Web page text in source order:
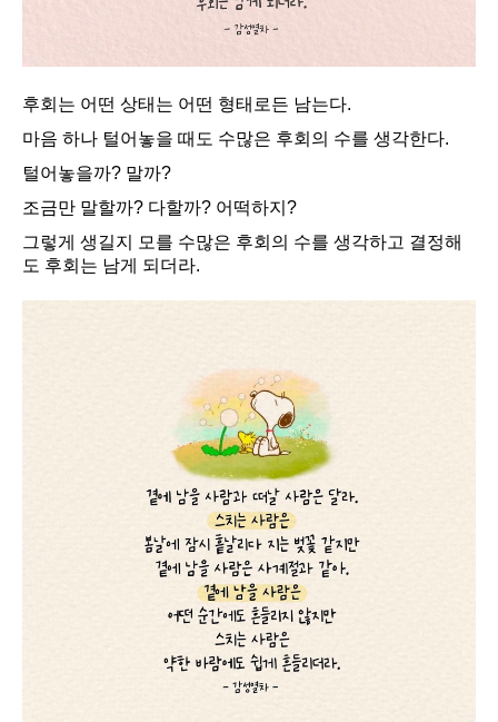
후회는 어떤 상태는 어떤 형태로든 남는다.
마음 하나 털어놓을 때도 수많은 후회의 수를 생각한다.
털어놓을까? 말까?
조금만 말할까? 다할까? 어떡하지?
그렇게 생길지 모를 수많은 후회의 수를 생각하고 결정해
도 후회는 남게 되더라.